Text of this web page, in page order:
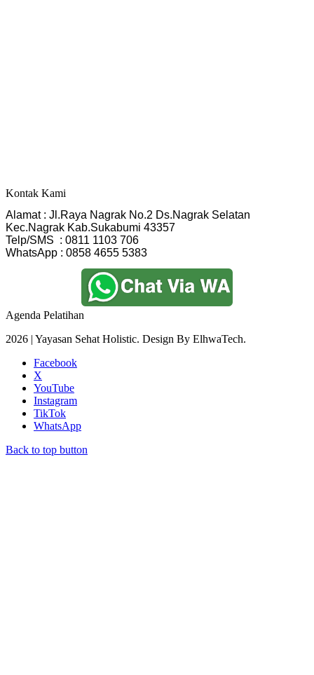
Kontak Kami
Alamat : Jl.Raya Nagrak No.2 Ds.Nagrak Selatan
Kec.Nagrak Kab.Sukabumi 43357
Telp/SMS  : 0811 1103 706
WhatsApp : 0858 4655 5383
Agenda Pelatihan
2026 | Yayasan Sehat Holistic. Design By ElhwaTech.
Facebook
X
YouTube
Instagram
TikTok
WhatsApp
Back to top button